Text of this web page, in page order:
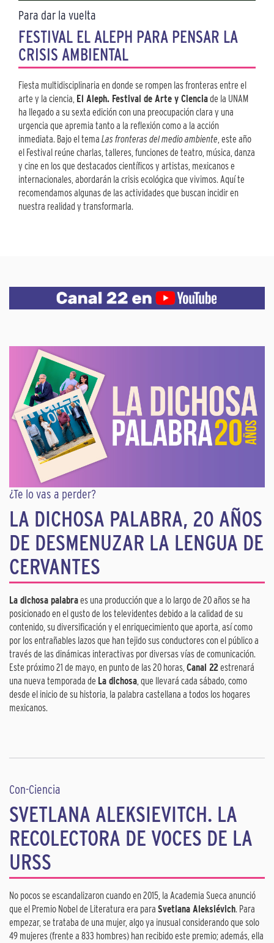
Para dar la vuelta
FESTIVAL EL ALEPH PARA PENSAR LA
CRISIS AMBIENTAL
Fiesta multidisciplinaria en donde se rompen las fronteras entre el
arte y la ciencia, El Aleph. Festival de Arte y Cienciade la UNAM
ha llegado a su sexta edición con una preocupación clara y una
urgencia que apremia tanto a la reflexión como a la acción
inmediata. Bajo el tema Las fronteras del medio ambiente, este año
el Festival reúne charlas, talleres, funciones de teatro, música, danza
y cine en los que destacados científicos y artistas, mexicanos e
internacionales, abordarán la crisis ecológica que vivimos. Aquí te
recomendamos algunas de las actividades que buscan incidir en
nuestra realidad y transformarla.
¿Te lo vas a perder?
LA DICHOSA PALABRA, 20 AÑOS
DE DESMENUZAR LA LENGUA DE
CERVANTES
La dichosa palabraes una producción que a lo largo de 20 años se ha
posicionado en el gusto de los televidentes debido a la calidad de su
contenido, su diversificación y el enriquecimiento que aporta, así como
por los entrañables lazos que han tejido sus conductores con el público a
través de las dinámicas interactivas por diversas vías de comunicación.
Este próximo 21 de mayo, en punto de las 20 horas, Canal 22estrenará
una nueva temporada de La dichosa, que llevará cada sábado, como
desde el inicio de su historia, la palabra castellana a todos los hogares
mexicanos.
Con-Ciencia
SVETLANA ALEKSIEVITCH. LA
RECOLECTORA DE VOCES DE LA
URSS
No pocos se escandalizaron cuando en 2015, la Academia Sueca anunció
que el Premio Nobel de Literatura era para Svetlana Aleksiévich. Para
empezar, se trataba de una mujer, algo ya inusual considerando que solo
49 mujeres (frente a 833 hombres) han recibido este premio; además, ella